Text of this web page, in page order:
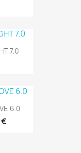
7.0
6.0